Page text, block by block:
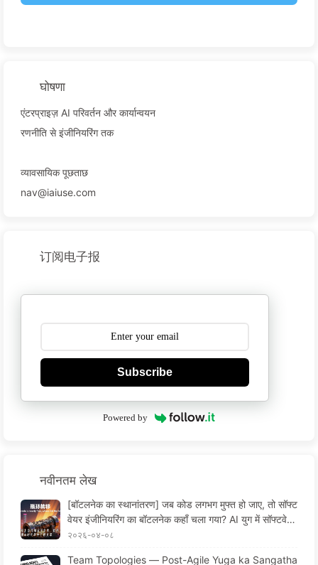
घोषणा
एंटरप्राइज़ AI परिवर्तन और कार्यान्वयन
रणनीति से इंजीनियरिंग तक
व्यावसायिक पूछताछ
nav@iaiuse.com
订阅电子报
Subscribe
Powered by
नवीनतम लेख
[बॉटलनेक का स्थानांतरण] जब कोड लगभग मुफ्त हो जाए, तो सॉफ्ट
वेयर इंजीनियरिंग का बॉटलनेक कहाँ चला गया? AI युग में सॉफ्टवेयर
इंजीनियरिंग का परिवर्तन — मैं धीरे-धीरे AI सीखता हूँ 173
२०२६-०४-०८
Team Topologies — Post-Agile Yuga ka Sangatha